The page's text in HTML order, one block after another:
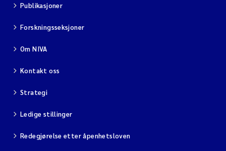
Publikasjoner
Forskningsseksjoner
Om NIVA
Kontakt oss
Strategi
Ledige stillinger
Redegjørelse etter åpenhetsloven